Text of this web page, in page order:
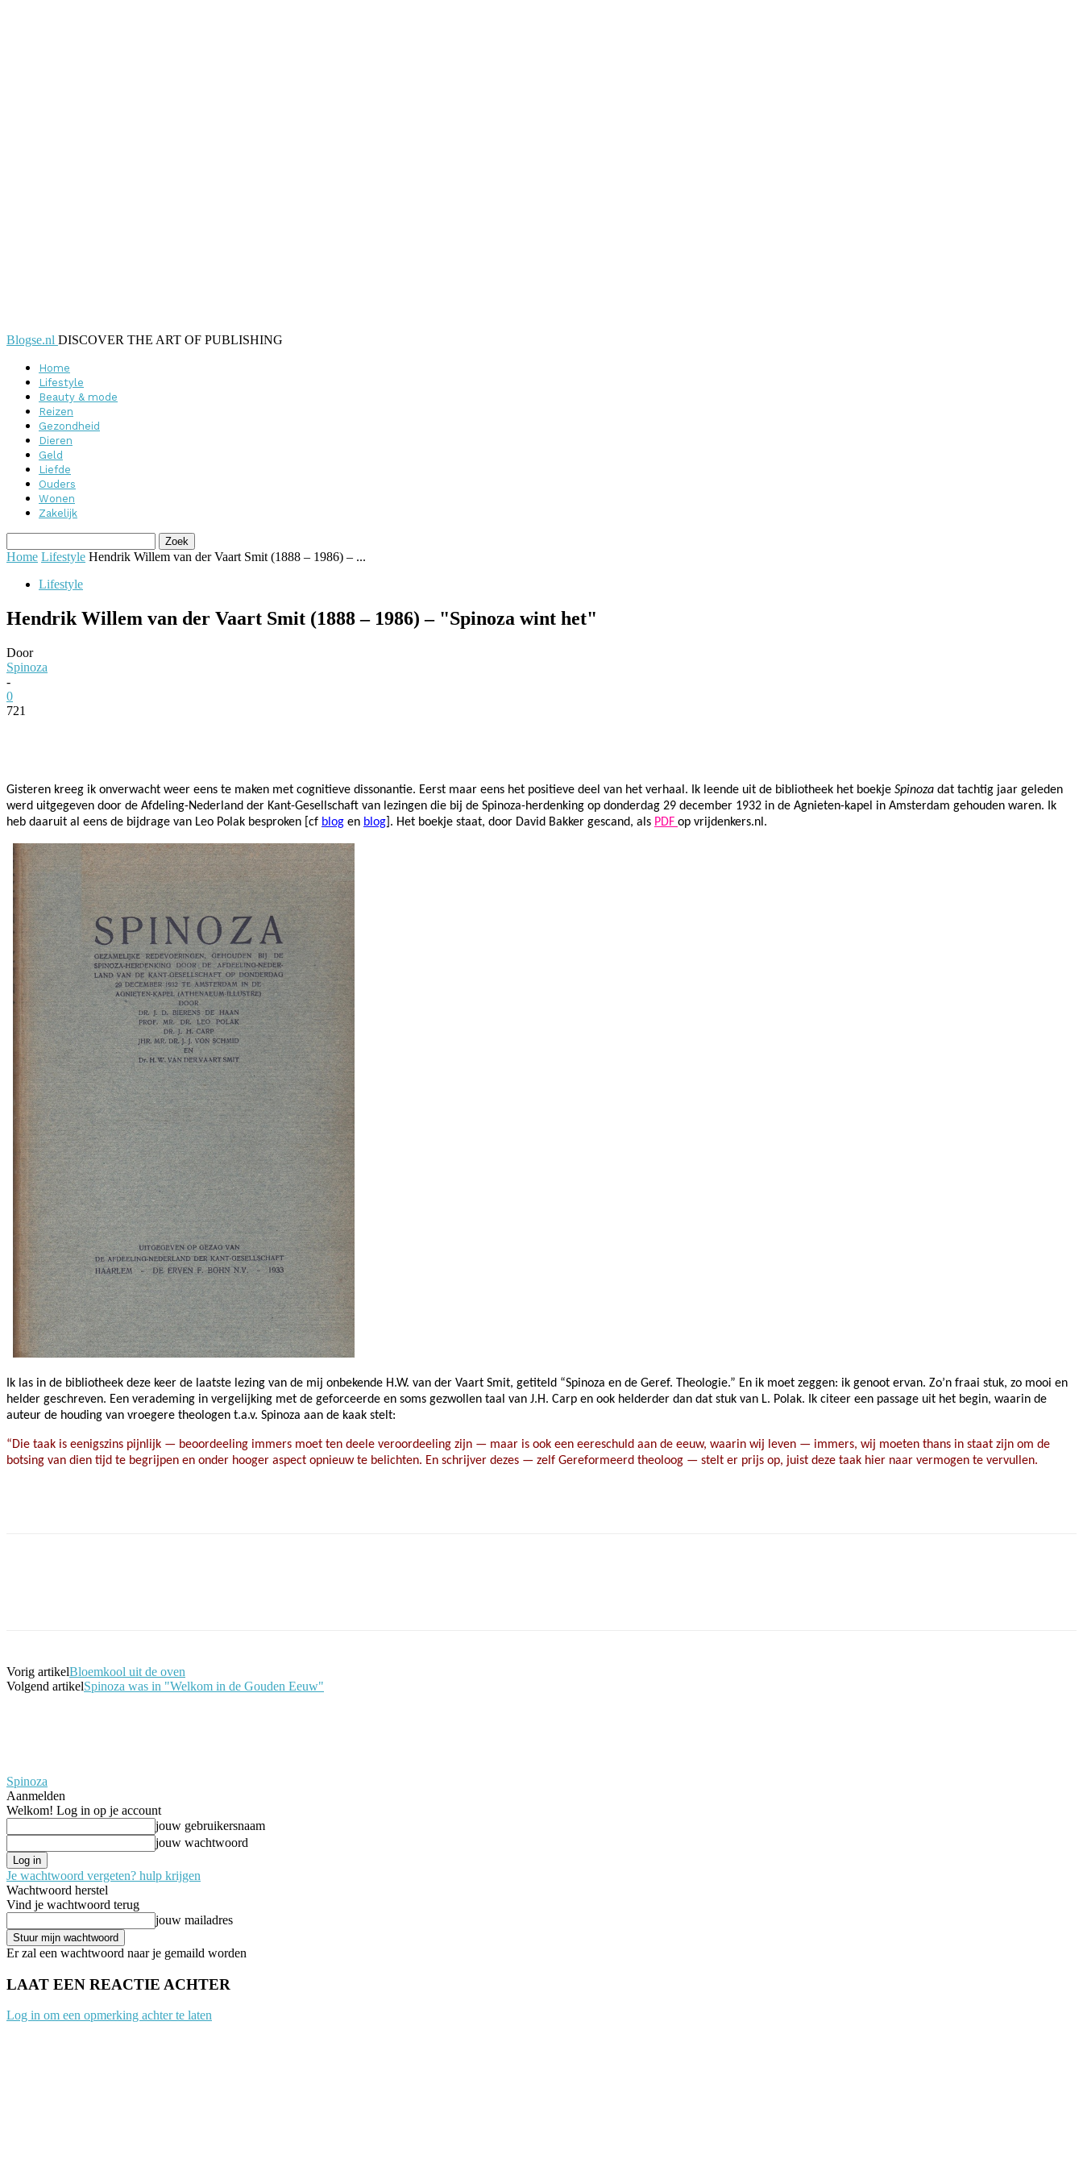
Blogse.nl DISCOVER THE ART OF PUBLISHING
Home
Lifestyle
Beauty & mode
Reizen
Gezondheid
Dieren
Geld
Liefde
Ouders
Wonen
Zakelijk
Home Lifestyle Hendrik Willem van der Vaart Smit (1888 – 1986) – ...
Lifestyle
Hendrik Willem van der Vaart Smit (1888 – 1986) – "Spinoza wint het"
Door
Spinoza
-
0
721
Gisteren kreeg ik onverwacht weer eens te maken met cognitieve dissonantie. Eerst maar eens het positieve deel van het verhaal. Ik leende uit de bibliotheek het boekje Spinoza dat tachtig jaar geleden
werd uitgegeven door de Afdeling-Nederland der Kant-Gesellschaft van lezingen die bij de Spinoza-herdenking op donderdag 29 december 1932 in de Agnieten-kapel in Amsterdam gehouden waren. Ik
heb daaruit al eens de bijdrage van Leo Polak besproken [cf blog en blog ]. Het boekje staat, door David Bakker gescand, als PDF op vrijdenkers.nl .
Ik las in de bibliotheek deze keer de laatste lezing van de mij onbekende H.W. van der Vaart Smit, getiteld “Spinoza en de Geref. Theologie.” En ik moet zeggen: ik genoot ervan. Zo’n fraai stuk, zo mooi en
helder geschreven. Een verademing in vergelijking met de geforceerde en soms gezwollen taal van J.H. Carp en ook helderder dan dat stuk van L. Polak.
Ik citeer een passage uit het begin, waarin de
auteur de houding van vroegere theologen t.a.v. Spinoza aan de kaak stelt:
“Die taak is eenigszins pijnlijk — beoordeeling immers moet ten deele veroordeeling zijn — maar is ook een eereschuld aan de eeuw, waarin wij leven — immers, wij moeten thans in staat zijn om de
botsing van dien tijd te begrijpen en onder hooger aspect opnieuw te belichten. En schrijver dezes — zelf Gereformeerd theoloog — stelt er prijs op, juist deze taak hier naar vermogen te vervullen.
Vorig artikelBloemkool uit de oven
Volgend artikelSpinoza was in "Welkom in de Gouden Eeuw"
Spinoza
Aanmelden
Welkom! Log in op je account
jouw gebruikersnaam
jouw wachtwoord
Je wachtwoord vergeten? hulp krijgen
Wachtwoord herstel
Vind je wachtwoord terug
jouw mailadres
Er zal een wachtwoord naar je gemaild worden
LAAT EEN REACTIE ACHTER
Log in om een opmerking achter te laten